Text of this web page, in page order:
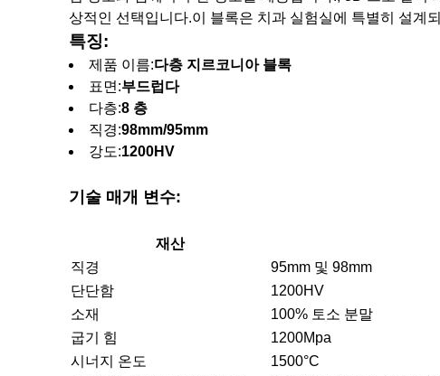
상적인 선택입니다.이 블록은 치과 실험실에 특별히 설계
특징:
제품 이름:다층 지르코니아 블록
표면:부드럽다
다층:8 층
직경:98mm/95mm
강도:1200HV
기술 매개 변수:
재산
직경
95mm 및 98mm
단단함
1200HV
소재
100% 토소 분말
굽기 힘
1200Mpa
시너지 온도
1500°C